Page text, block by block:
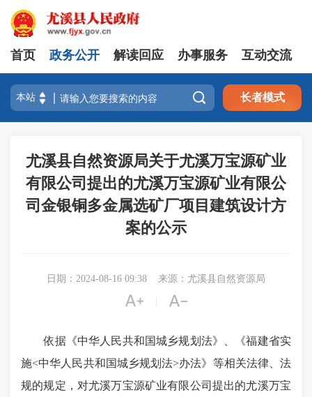
首页 政务公开 解读回应 办事服务 互动交流
 长者模式
尤溪县自然资源局关于尤溪万宝源矿业
有限公司提出的尤溪万宝源矿业有限公
司金银铜多金属选矿厂项目建筑设计方
案的公示
日期：2024-08-16 09:38 来源：尤溪县自然资源局
 
依据《中华人民共和国城乡规划法》、《福建省实
施<中华人民共和国城乡规划法>办法》等相关法律、法
规的规定，对尤溪万宝源矿业有限公司提出的尤溪万宝